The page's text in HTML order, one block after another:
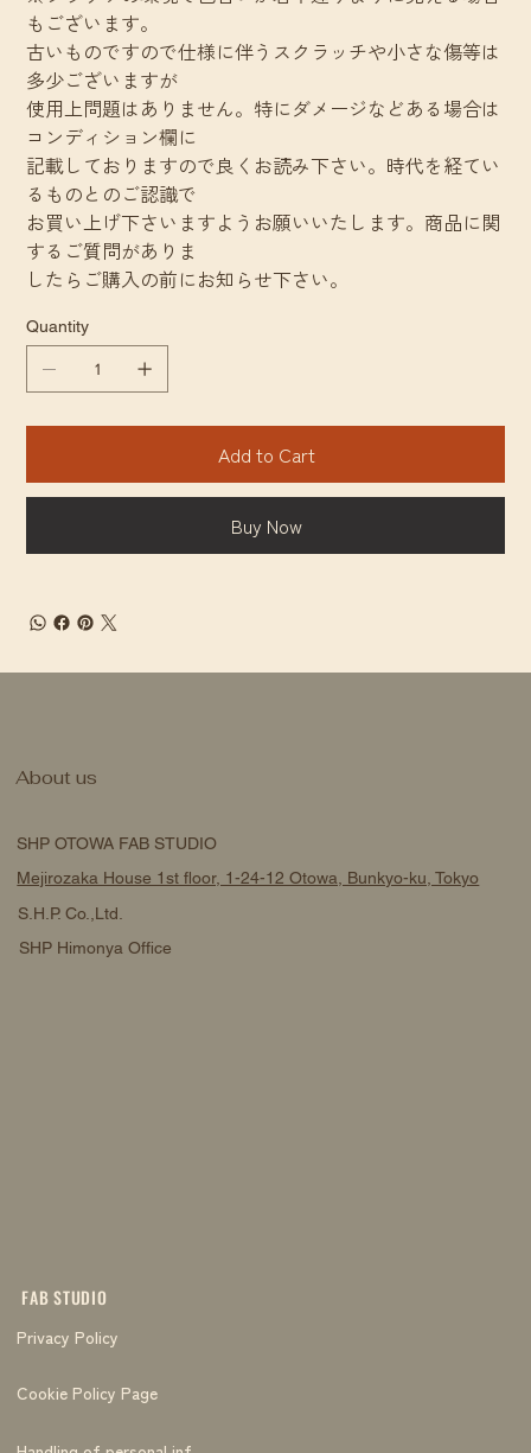
もございます。
古いものですので仕様に伴うスクラッチや小さな傷等は
多少ございますが
使用上問題はありません。特にダメージなどある場合は
コンディション欄に
記載しておりますので良くお読み下さい。時代を経てい
るものとのご認識で
お買い上げ下さいますようお願いいたします。商品に関
するご質問がありま
したらご購入の前にお知らせ下さい。
Quantity
Add to Cart
Buy Now
FAB STUDIO
Privacy Policy
Cookie Policy Page
SHP OTOWA FAB STUDIO
Mejirozaka House 1st floor, 1-24-12 Otowa, Bunkyo-ku, Tokyo
S.H.P. Co.,Ltd.
SHP Himonya Office
About us